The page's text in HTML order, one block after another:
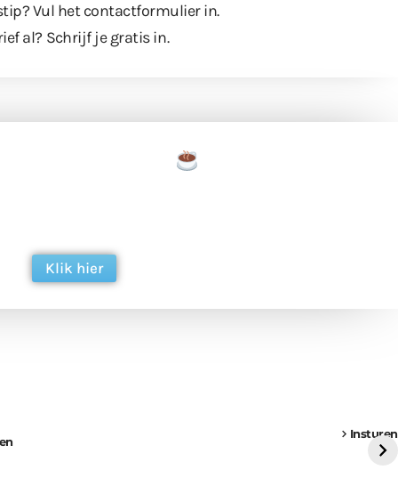
Vul het contactformulierin.
al? Schrijf je gratis in.
Klik hier
Insturen